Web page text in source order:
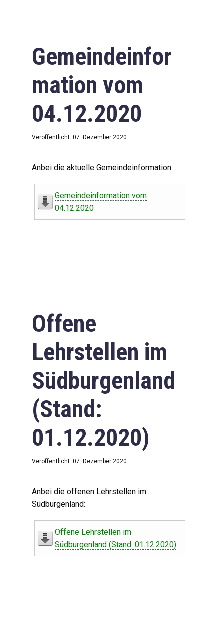
Gemeindeinfor
mation vom
04.12.2020
Veröffentlicht: 07. Dezember 2020
Anbei die aktuelle Gemeindeinformation:
Gemeindeinformation vom
04.12.2020
Offene
Lehrstellen im
Südburgenland
(Stand:
01.12.2020)
Veröffentlicht: 07. Dezember 2020
Anbei die offenen Lehrstellen im
Südburgenland:
Offene Lehrstellen im
Südburgenland (Stand: 01.12.2020)